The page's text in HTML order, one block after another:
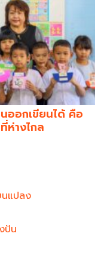
ออกเขียนได้ คือ
ห่างไกล
นแปลง
ปัน